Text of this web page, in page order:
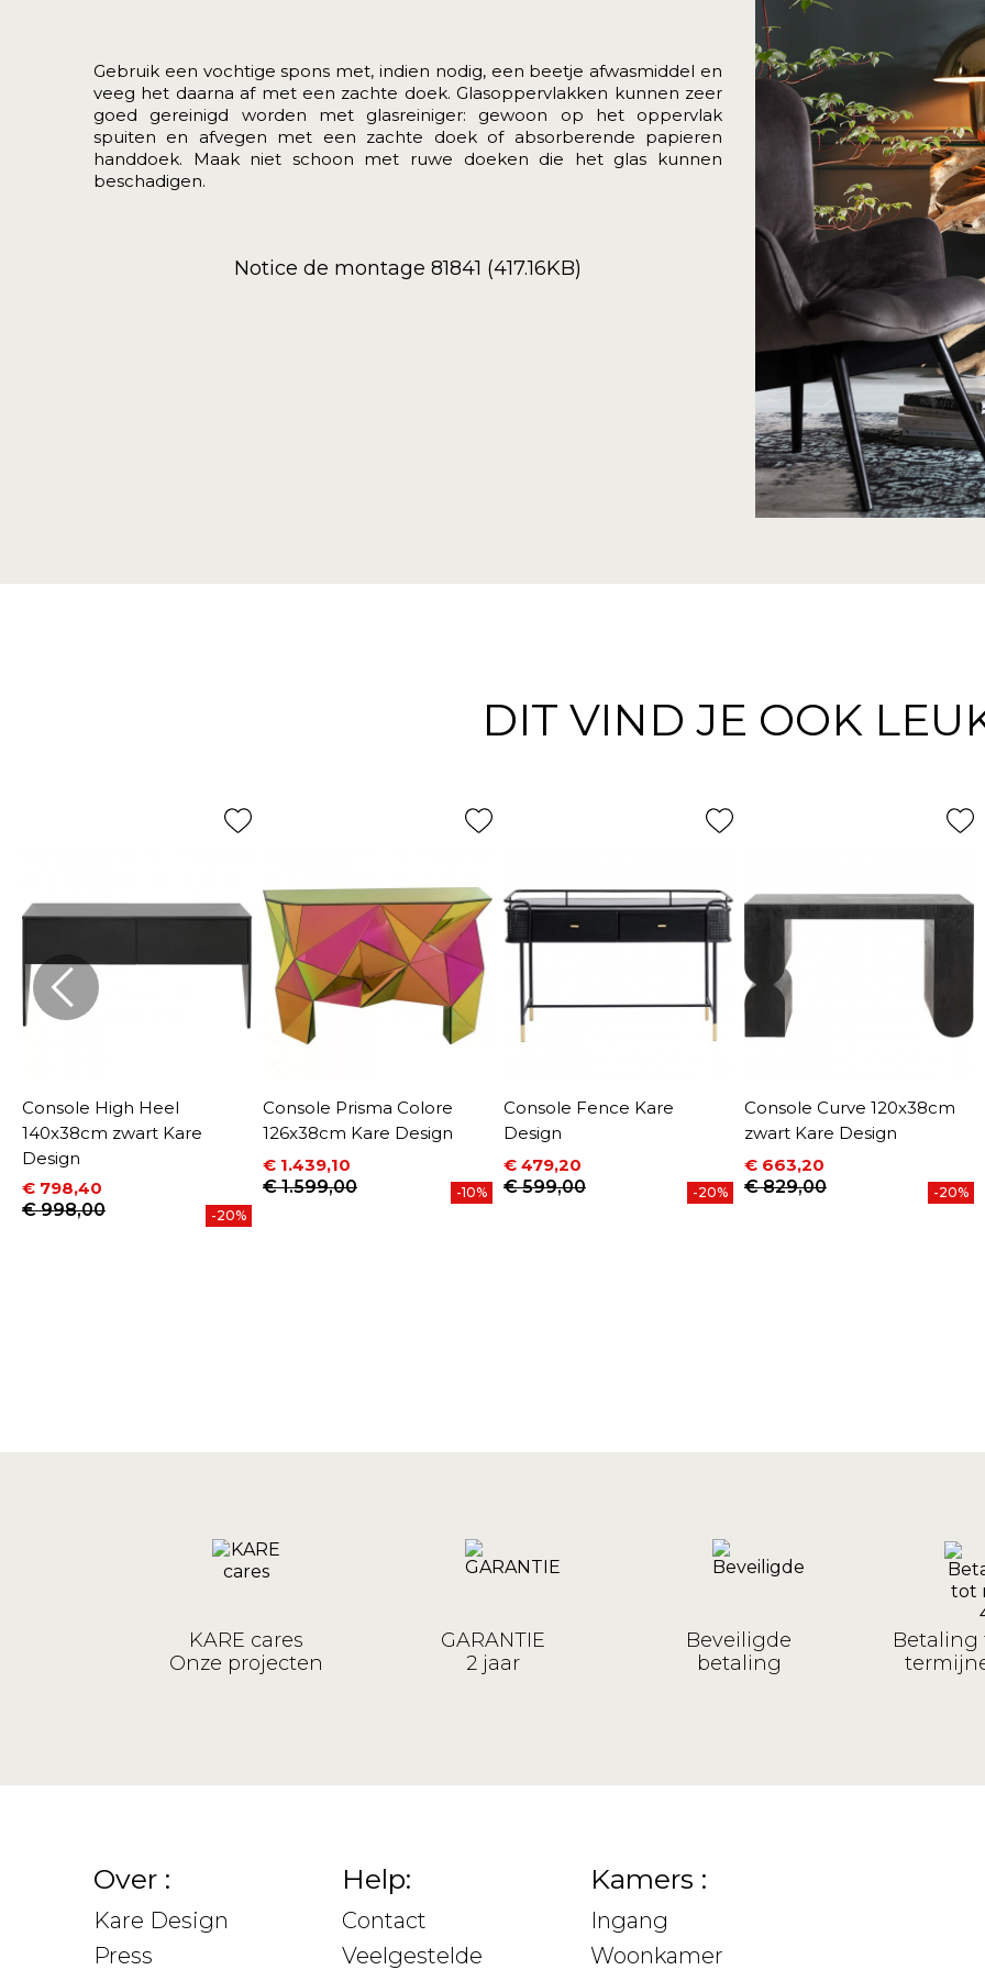
Gebruik een vochtige spons met, indien nodig, een beetje afwasmiddel en
veeg het daarna af met een zachte doek. Glasoppervlakken kunnen zeer
goed gereinigd worden met glasreiniger: gewoon op het oppervlak
spuiten en afvegen met een zachte doek of absorberende papieren
handdoek. Maak niet schoon met ruwe doeken die het glas kunnen
beschadigen.
Notice de montage 81841 (417.16KB)
DIT VIND JE OOK
Console High Heel
140x38cm zwart Kare
Design
Prijs
€ 798,40
Normale prijs
€ 998,00 -20%
Console Prisma Colore
126x38cm Kare Design
Prijs
€ 1.439,10
Normale prijs
€ 1.599,00 -10%
Console Fence Kare
Design
Prijs
€ 479,20
Normale prijs
€ 599,00 -20%
Console Curve 120x38cm
zwart Kare Design
Prijs
€ 663,20
Normale prijs
€ 829,00 -20%
KARE cares
Onze projecten
GARANTIE
2 jaar
Beveiligde
betaling
Betaling
Over :
Kare Design
Press
Help:
Contact
Veelgestelde
Kamers :
Ingang
Woonkamer